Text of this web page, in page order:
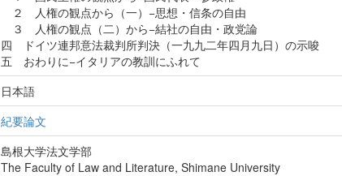
２ 人権の観点から（一）−思想・信条の自由
３ 人権の観点（二）から−結社の自由・政党論
四 ドイツ連邦意法裁判所判決（一九九二年四月九日）の示唆
五 おわりに−イタリアの教訓にふれて
日本語
紀要論文
島根大学法文学部
The Faculty of Law and Literature, Shimane University